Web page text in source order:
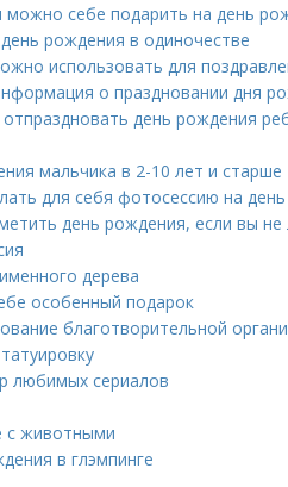
можно себе подарить на день
рождения в одиночестве
использовать для
о праздновании дня
день рождения
мальчика в 2-10 лет и старше
для себя фотосессию на
день рождения, если вы не
дерева
особенный подарок
благотворительной
любимых сериалов
с животными
в глэмпинге